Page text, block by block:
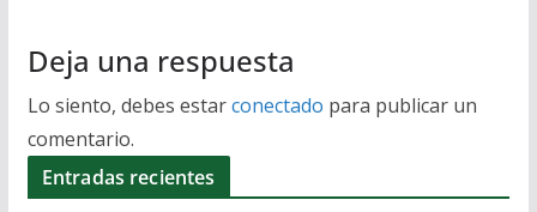
Deja una respuesta
Lo siento, debes estarconectado para publicar un
comentario.
Entradas recientes